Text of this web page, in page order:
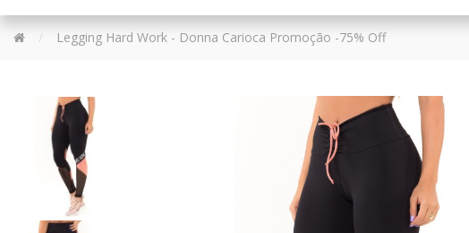
Legging Hard Work - Donna Carioca Promoção -75% Off